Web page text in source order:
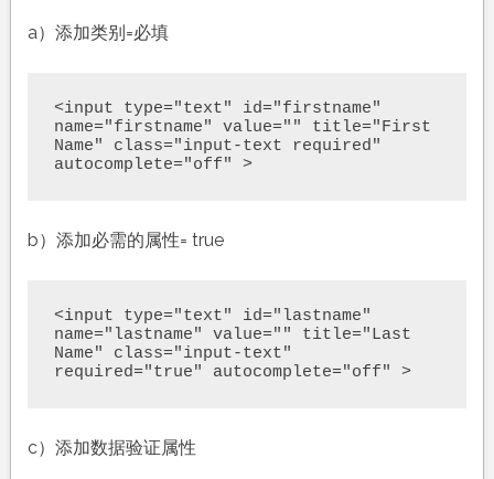
a）添加类别=必填
<input type="text" id="firstname"
name="firstname" value="" title="First
Name" class="input-text required"
autocomplete="off" >
b）添加必需的属性= true
<input type="text" id="lastname"
name="lastname" value="" title="Last
Name" class="input-text"
required="true" autocomplete="off" >
c）添加数据验证属性